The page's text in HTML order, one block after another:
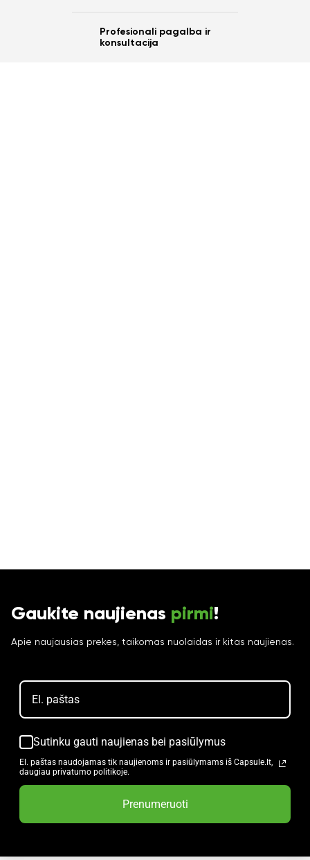
Profesionali pagalba ir
konsultacija
Gaukite naujienas pirmi!
Apie naujausias prekes, taikomas nuolaidas ir kitas naujienas.
Sutinku gauti naujienas bei pasiūlymus
El. paštas naudojamas tik naujienoms ir pasiūlymams iš Capsule.lt,
daugiau privatumo politikoje.
Prenumeruoti